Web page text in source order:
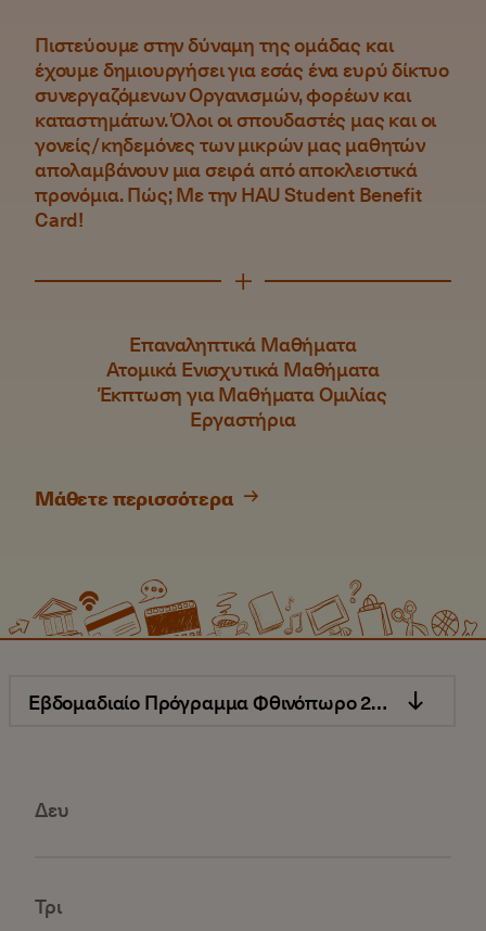
Πιστεύουμε στην δύναμη της ομάδας και
έχουμε δημιουργήσει για εσάς ένα ευρύ δίκτυο
συνεργαζόμενων Οργανισμών, φορέων και
καταστημάτων. Όλοι οι σπουδαστές μας και οι
γονείς/κηδεμόνες των μικρών μας μαθητών
απολαμβάνουν μια σειρά από αποκλειστικά
προνόμια. Πώς; Με την HAU Student Benefit
Card!
Επαναληπτικά Μαθήματα
Ατομικά Ενισχυτικά Μαθήματα
Έκπτωση για Μαθήματα Ομιλίας
Εργαστήρια
Μάθετε περισσότερα
Εβδομαδιαίο Πρόγραμμα Φθινόπωρο 2025
Δευ
Τρι